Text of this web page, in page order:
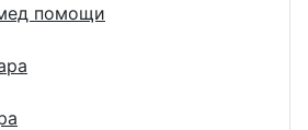
помощи